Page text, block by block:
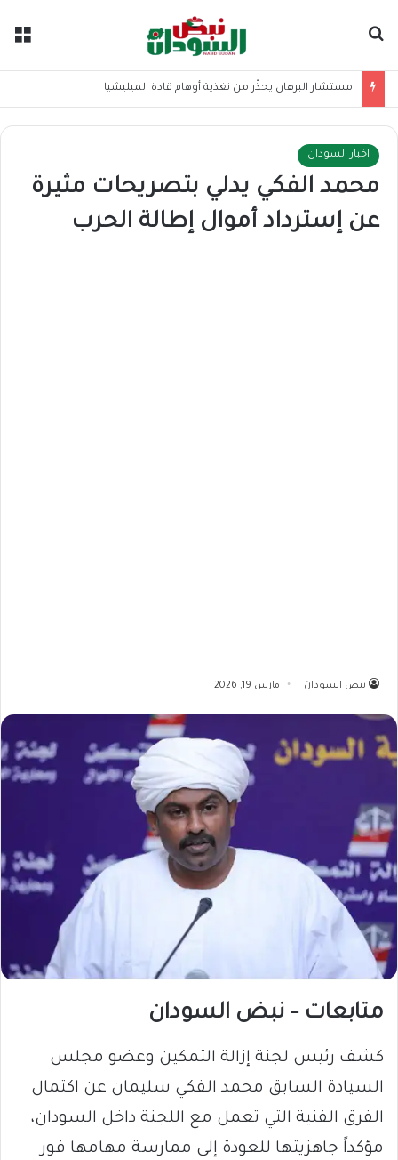
مستشار البرهان يحذّر من تغذية أوهام قادة الميليشيا
اخبار السودان
محمد الفكي يدلي بتصريحات مثيرة
عن إسترداد أموال إطالة الحرب
نبض السودان مارس 19, 2026
متابعات – نبض السودان
كشف رئيس لجنة إزالة التمكين وعضو مجلس
السيادة السابق محمد الفكي سليمان عن اكتمال
الفرق الفنية التي تعمل مع اللجنة داخل السودان،
مؤكداً جاهزيتها للعودة إلى ممارسة مهامها فور